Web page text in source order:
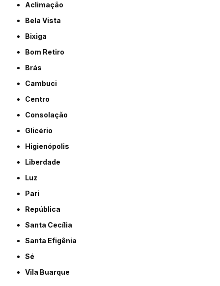
Aclimação
Bela Vista
Bixiga
Bom Retiro
Brás
Cambuci
Centro
Consolação
Glicério
Higienópolis
Liberdade
Luz
Pari
República
Santa Cecília
Santa Efigênia
Sé
Vila Buarque